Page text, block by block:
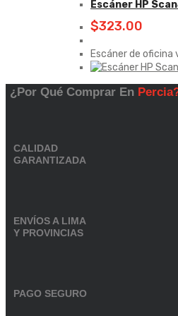
Escáner HP
$323.00
Escáner de
¿Por Qué Comprar En
CALIDAD
GARANTIZADA
ENVÍOS A LIMA
Y PROVINCIAS
PAGO SEGURO